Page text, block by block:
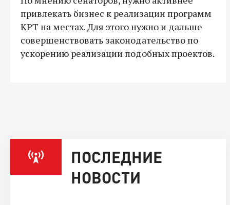
привлекать бизнес к реализации программ
КРТ на местах. Для этого нужно и дальше
совершенствовать законодательство по
ускорению реализации подобных проектов.
ПОСЛЕДНИЕ
НОВОСТИ